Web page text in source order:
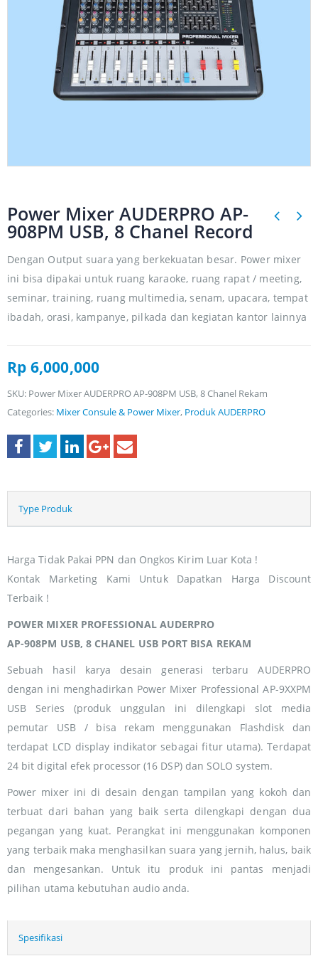
Power Mixer AUDERPRO AP-
908PM USB, 8 Chanel Record
Dengan Output suara yang berkekuatan besar. Power mixer
ini bisa dipakai untuk ruang karaoke, ruang rapat / meeting,
seminar, training, ruang multimedia, senam, upacara, tempat
ibadah, orasi, kampanye, pilkada dan kegiatan kantor lainnya
Rp 6,000,000
SKU: Power Mixer AUDERPRO AP-908PM USB, 8 Chanel Rekam
Categories: Mixer Consule & Power Mixer, Produk AUDERPRO
Type Produk
Harga Tidak Pakai PPN dan Ongkos Kirim Luar Kota !
Kontak Marketing Kami Untuk Dapatkan Harga Discount
Terbaik !
POWER MIXER PROFESSIONAL AUDERPRO
AP-908PM USB, 8 CHANEL USB PORT BISA REKAM
Sebuah hasil karya desain generasi terbaru AUDERPRO
dengan ini menghadirkan Power Mixer Professional AP-9XXPM
USB Series (produk unggulan ini dilengkapi slot media
pemutar USB / bisa rekam menggunakan Flashdisk dan
terdapat LCD display indikator sebagai fitur utama). Terdapat
24 bit digital efek processor (16 DSP) dan SOLO system.
Power mixer ini di desain dengan tampilan yang kokoh dan
terbuat dari bahan yang baik serta dilengkapi dengan dua
pegangan yang kuat. Perangkat ini menggunakan komponen
yang terbaik maka menghasilkan suara yang jernih, halus, baik
dan mengesankan. Untuk itu produk ini pantas menjadi
pilihan utama kebutuhan audio anda.
Spesifikasi